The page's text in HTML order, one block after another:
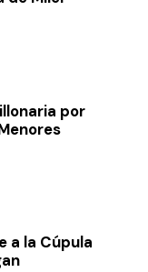
por
a la Cúpula